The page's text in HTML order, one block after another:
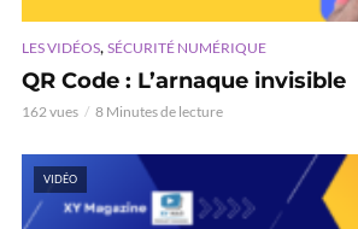
LES VIDÉOS, SÉCURITÉ NUMÉRIQUE
QR Code : L’arnaque invisible
162 vues 8 Minutes de lecture
VIDÉO